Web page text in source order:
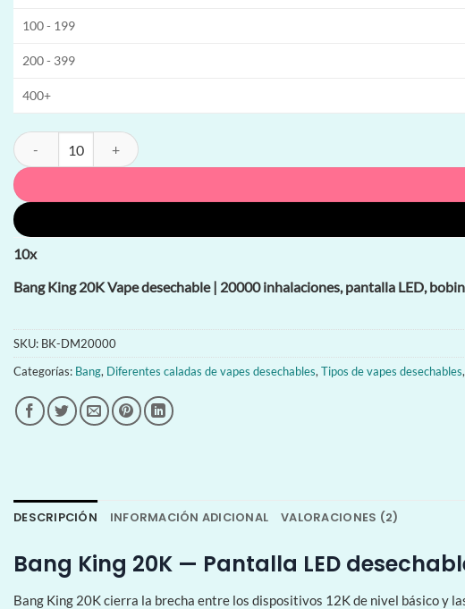
100 - 199
200 - 399
400+
Bang King 20K Vape desechable | 20000 inhalaciones, pantalla LED, bobina
10x
Bang King 20K Vape desechable | 20000 inhalaciones, pantalla LED,
SKU: BK-DM20000
Categorías: Bang, Diferentes caladas de vapes desechables, Tipos de vapes desechables,
DESCRIPCIÓN INFORMACIÓN ADICIONAL VALORACIONES (2)
Bang King 20K — Pantalla LED
Bang King 20K cierra la brecha entre los dispositivos 12K de nivel básico y